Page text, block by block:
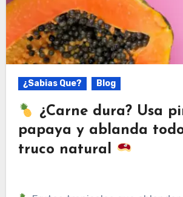
¿Sabias Que? Blog
¿Carne dura? Usa
papaya y ablanda
truco natural